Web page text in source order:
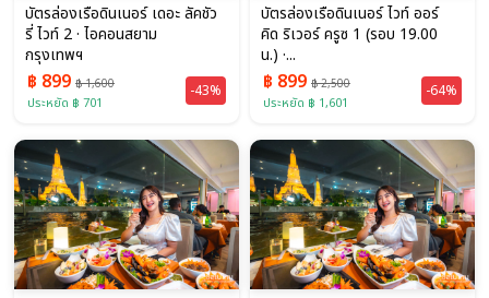
บัตรล่องเรือดินเนอร์ เดอะ ลัคชัว
รี่ ไวท์ 2 · ไอคอนสยาม
กรุงเทพฯ
฿ 899 ฿ 1,600
ประหยัด ฿ 701
-43%
บัตรล่องเรือดินเนอร์ ไวท์ ออร์
คิด ริเวอร์ ครูซ 1 (รอบ 19.00
น.) ·...
฿ 899 ฿ 2,500
ประหยัด ฿ 1,601
-64%